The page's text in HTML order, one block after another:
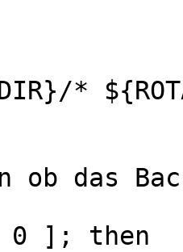
*
ob das
]; then